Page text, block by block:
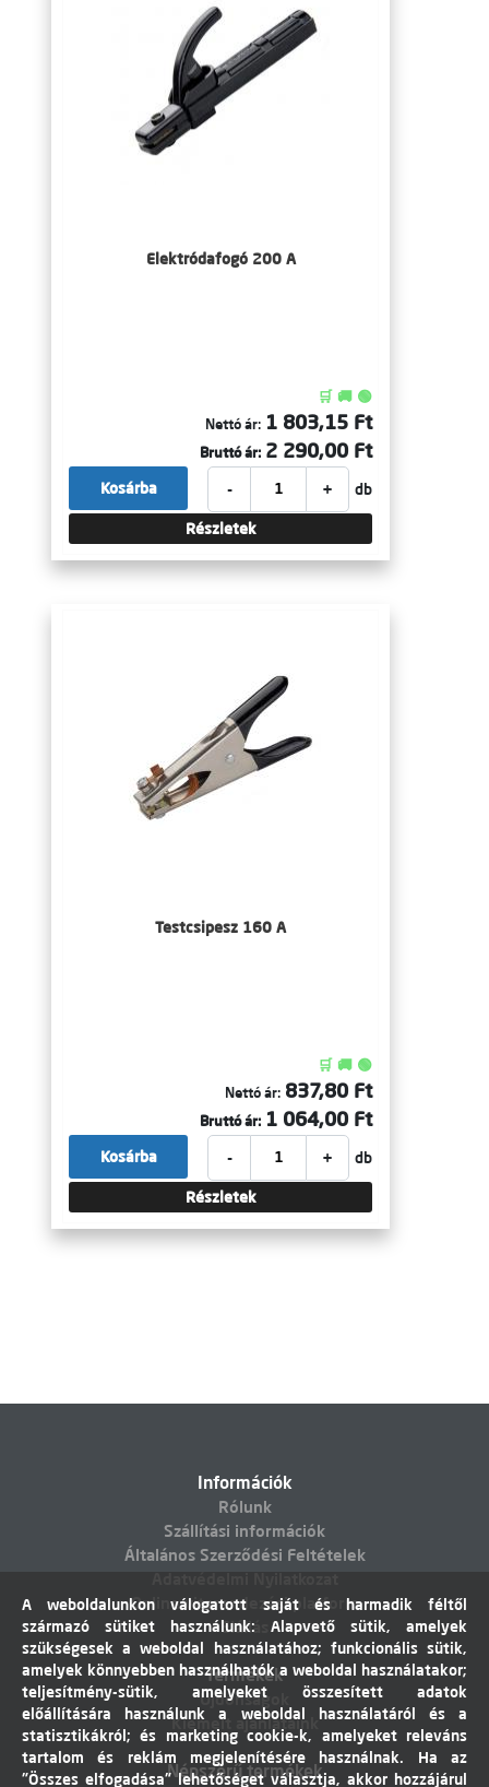
Elektródafogó 200 A
🛒 🚚 🟢
Nettó ár: 1 803,15 Ft
Bruttó ár: 2 290,00 Ft
- + db
Kosárba
Részletek
Testcsipesz 160 A
🛒 🚚 🟢
Nettó ár: 837,80 Ft
Bruttó ár: 1 064,00 Ft
- + db
Kosárba
Részletek
Információk
Rólunk
Szállítási információk
Általános Szerződési Feltételek
Online vitarendezési platform
Elállás
Termékek
Újdonságok
Kiemelt ajánlataink
Népszerű termékek
A weboldalunkon válogatott saját és harmadik féltől
származó sütiket használunk: Alapvető sütik, amelyek
szükségesek a weboldal használatához; funkcionális sütik,
amelyek könnyebben használhatók a weboldal használatakor;
teljesítmény-sütik, amelyeket összesített adatok
előállítására használunk a weboldal használatáról és a
statisztikákról; és marketing cookie-k, amelyeket releváns
tartalom és reklám megjelenítésére használnak. Ha az
"Összes elfogadása" lehetőséget választja, akkor hozzájárul